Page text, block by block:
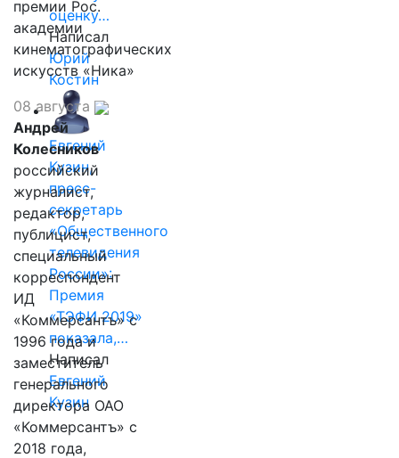
оценку…
Написал
Юрий
Костин
Евгений
Кузин,
пресс-
секретарь
«Общественного
телевидения
России»:
Премия
«ТЭФИ 2019»
показала,…
Написал
Евгений
Кузин
премии Рос.
академии
кинематографических
искусств «Ника»
08 августа
Андрей
Колесников
российский
журналист,
редактор,
публицист,
специальный
корреспондент
ИД
«Коммерсантъ» с
1996 года и
заместитель
генерального
директора ОАО
«Коммерсантъ» с
2018 года,